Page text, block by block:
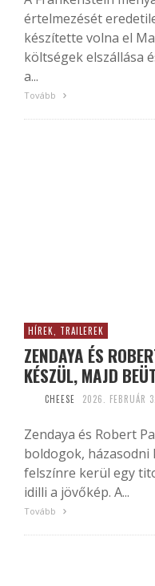
értelmezését
készítette volna el
költségek elszállása
a...
Tovább
HÍREK, TRAILEREK
ZENDAYA ÉS
KÉSZÜL, MAJD
CHEESE 2026. FEBRUÁR
Zendaya és Robert
boldogok, házasodni
felszínre kerül egy
idilli a jövőkép. A...
Tovább